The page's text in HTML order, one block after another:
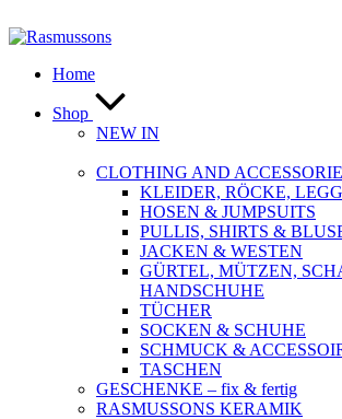
Inhalt
Home
Shop
NEW IN
CLOTHING AND
KLEIDER, RÖCKE,
HOSEN & JUMPSUITS
PULLIS, SHIRTS &
JACKEN & WESTEN
GÜRTEL, MÜTZEN,
HANDSCHUHE
TÜCHER
SOCKEN & SCHUHE
SCHMUCK &
TASCHEN
GESCHENKE – fix & fertig
RASMUSSONS KERAMIK